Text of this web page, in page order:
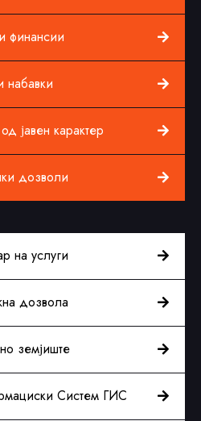
финансии
набавки
јавен карактер
дозволи
на услуги
дозвола
земјиште
Систем ГИС